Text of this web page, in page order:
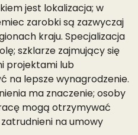
jest lokalizacja; w
zarobki są zazwyczaj
kraju. Specjalizacja
szklarze zajmujący się
projektami lub
na lepsze wynagrodzenie.
ma znaczenie; osoby
mogą otrzymywać
na umowy